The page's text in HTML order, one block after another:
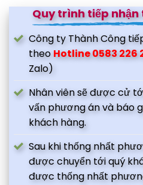
Quy trình tiếp
Công ty Thành Công
theo Hotline 0583 226
Zalo)
Nhân viên sẽ được cử
vấn phương án và báo
khách hàng.
Sau khi thống nhất
được chuyển tới quý
được thống nhất